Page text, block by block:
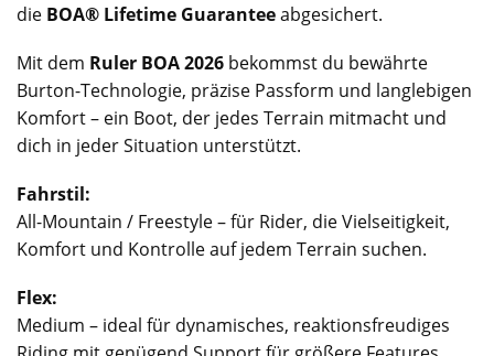
die BOA® Lifetime Guaranteeabgesichert.
Mit dem Ruler BOA 2026 bekommst du bewährte
Burton-Technologie, präzise Passform und langlebigen
Komfort – ein Boot, der jedes Terrain mitmacht und
dich in jeder Situation unterstützt.
Fahrstil:
All-Mountain / Freestyle – für Rider, die Vielseitigkeit,
Komfort und Kontrolle auf jedem Terrain suchen.
Flex:
Medium – ideal für dynamisches, reaktionsfreudiges